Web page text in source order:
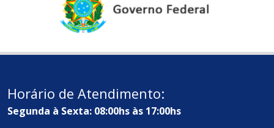
Horário de Atendimento:
Segunda à Sexta: 08:00hs às 17:00hs